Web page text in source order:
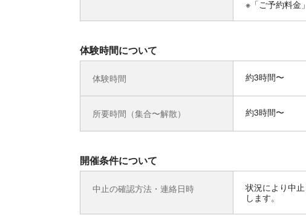
※「ご予約料金
体験時間について
体験時間 約3時間〜
所要時間（集合〜解散） 約3時間〜
開催条件について
中止の確認方法・連絡日時
状況により中
します。